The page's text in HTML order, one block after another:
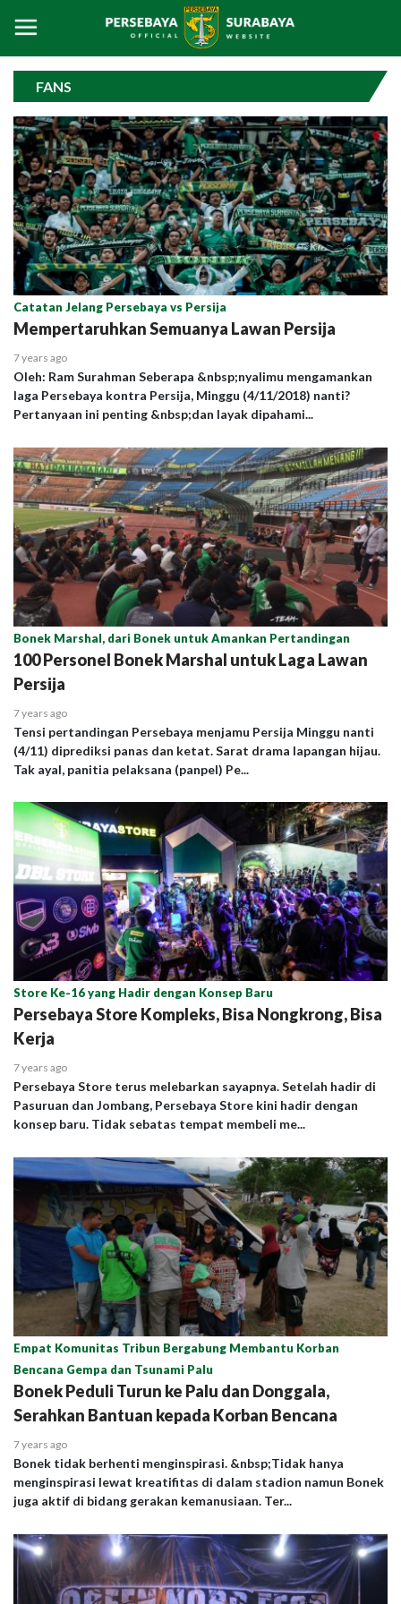
FANS
Catatan Jelang Persebaya vs Persija
Mempertaruhkan Semuanya Lawan Persija
7 years ago
Oleh: Ram Surahman Seberapa &nbsp;nyalimu mengamankan
laga Persebaya kontra Persija, Minggu (4/11/2018) nanti?
Pertanyaan ini penting &nbsp;dan layak dipahami...
Bonek Marshal, dari Bonek untuk Amankan Pertandingan
100 Personel Bonek Marshal untuk Laga Lawan
Persija
7 years ago
Tensi pertandingan Persebaya menjamu Persija Minggu nanti
(4/11) diprediksi panas dan ketat. Sarat drama lapangan hijau.
Tak ayal, panitia pelaksana (panpel) Pe...
Store Ke-16 yang Hadir dengan Konsep Baru
Persebaya Store Kompleks, Bisa Nongkrong, Bisa
Kerja
7 years ago
Persebaya Store terus melebarkan sayapnya. Setelah hadir di
Pasuruan dan Jombang, Persebaya Store kini hadir dengan
konsep baru. Tidak sebatas tempat membeli me...
Empat Komunitas Tribun Bergabung Membantu Korban
Bencana Gempa dan Tsunami Palu
Bonek Peduli Turun ke Palu dan Donggala,
Serahkan Bantuan kepada Korban Bencana
7 years ago
Bonek tidak berhenti menginspirasi. &nbsp;Tidak hanya
menginspirasi lewat kreatifitas di dalam stadion namun Bonek
juga aktif di bidang gerakan kemanusiaan. Ter...